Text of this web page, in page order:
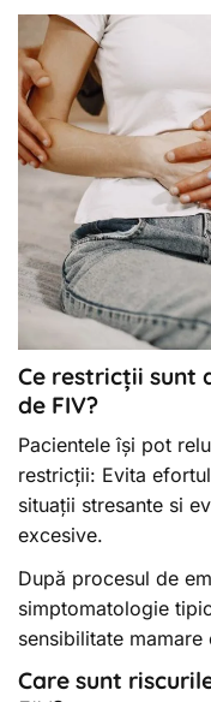
Ce restricții sunt
de FIV?
Pacientele își pot
restricții: Evita
situații stresante si
excesive.
După procesul de
simptomatologie
sensibilitate mamare
Care sunt